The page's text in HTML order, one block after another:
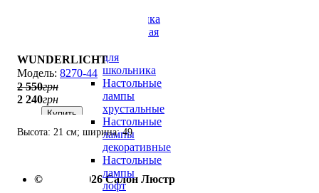
флористика
Настольная
для
школьника
Настольные
лампы
хрустальные
Настольные
лампы
декоративные
Настольные
лампы
лофт
WUNDERLICHT
8270-44
2 550грн
2 240грн
Купить
Высота: 21 см; ширина: 49
см; лампы: 4 х E14 х 60 Вт.
© 2010—2026 Салон Люстр